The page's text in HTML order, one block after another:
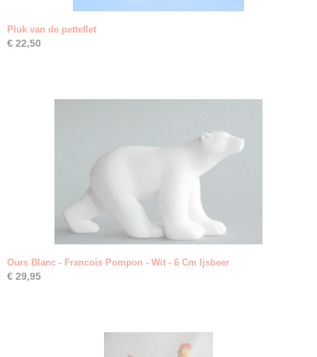
Pluk van de petteflet
€ 22,50
Ours Blanc - Francois Pompon - Wit - 6 Cm Ijsbeer
€ 29,95